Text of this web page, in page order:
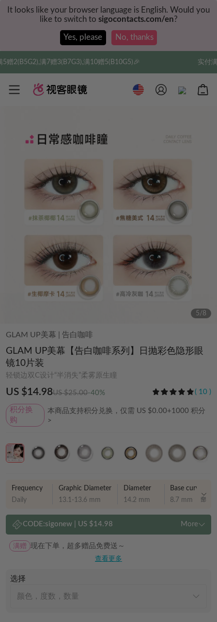
It looks like your browser language is English. Would you
like to switch to sigocontacts.com/en?
Yes, please No, thanks
3(B7G3),满10赠5(B10G5)🎉 实付满$35全球包邮，
6/8
GLAM UP美幕 告白咖啡
GLAM UP美幕【告白咖啡系列】日抛彩色隐形眼
镜10片装
轻锁边双C设计“半消失”柔雾原生瞳
US $14.98US $25.00-40% ( 10 )
积分换
购
本商品支持积分兑换，仅需 US $0.00+ 1000 积分
>
Frequency
Daily
Graphic Diameter
13.1-13.6 mm
Diameter
14.2 mm
Base curve
8.7 mm
CODE:sigonew| US $14.98 More
满赠 现在下单，超多赠品免费送～
查看更多
选择
颜色，度数，数量